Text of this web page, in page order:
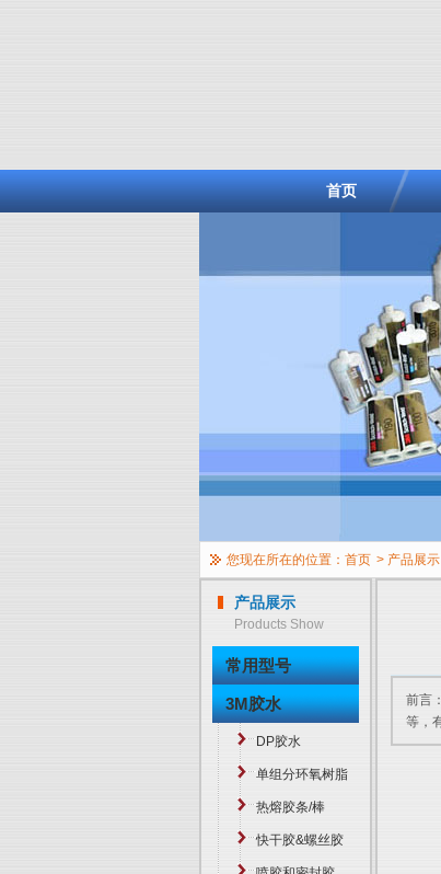
首页
您现在所在的位置： 首页 > 产品展示
产品展示
Products Show
常用型号
3M胶水
DP胶水
单组分环氧树脂
热熔胶条/棒
快干胶&螺丝胶
前言
等，